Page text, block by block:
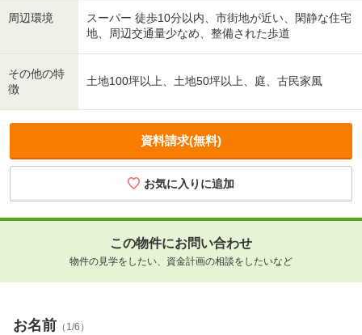
周辺環境
スーパー 徒歩10分以内、市街地が近い、閑静な住宅
地、周辺交通量少なめ、整備された歩道
その他の特
徴
土地100坪以上、土地50坪以上、庭、古民家風
資料請求(無料)
この物件にお問い合わせ
物件の見学をしたい、資金計画の相談をしたいなど
お名前 （1/6）